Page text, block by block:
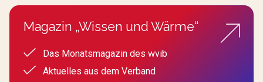
Magazin „Wissen und Wärme“
Das Monatsmagazin des wvib
Aktuelles aus dem Verband